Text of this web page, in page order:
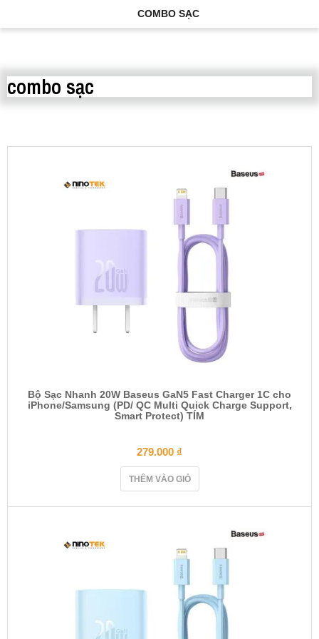
COMBO SẠC
combo sạc
Bộ Sạc Nhanh 20W Baseus GaN5 Fast Charger 1C cho
iPhone/Samsung (PD/ QC Multi Quick Charge Support,
Smart Protect) TÍM
279.000 ₫
THÊM VÀO GIỎ